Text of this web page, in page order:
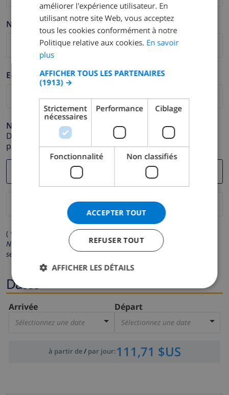
Nom de famille *
E-mail *
Numéro de téléphone *
Dans le cas où votre adresse e-mail ne fonctionnerait
pas correctement.
( * Les champs avec un astérisque sont obligatoires )
Nous respectons votre vie privée.Vos données personnelles ne
seront pas communiquées à des tiers.
Dates
Arrivée
Sélectionnez une date
Départ
Sélectionnez une date
à partir de/ par jour:111,71 $US
SPANISH
GERMAN
DANISH
améliorer l'expérience utilisateur. En
utilisant notre site Web, vous acceptez
tous les cookies conformément à notre
Politique relative aux cookies. En savoir
plus
AFFICHER TOUS LES PARTENAIRES
(1913) →
Strictement
nécessaires
Performance Ciblage
Fonctionnalité Non classifiés
ACCEPTER TOUT
REFUSER TOUT
AFFICHER LES DÉTAILS